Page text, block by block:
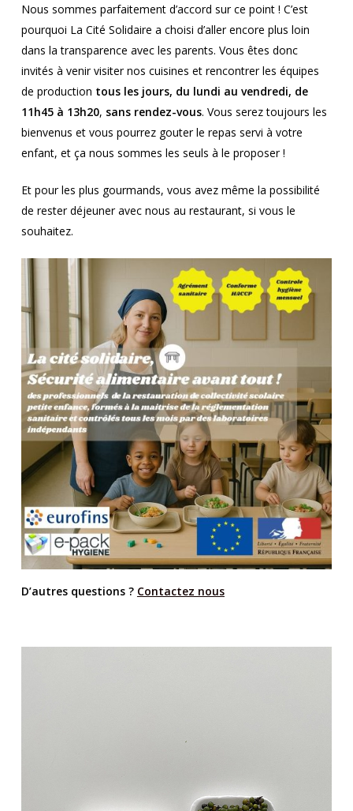
Nous sommes parfaitement d’accord sur ce point ! C’est
pourquoi La Cité Solidaire a choisi d’aller encore plus loin
dans la transparence avec les parents. Vous êtes donc
invités à venir visiter nos cuisines et rencontrer les équipes
de production tous les jours, du lundi au vendredi, de
11h45 à 13h20, sans rendez-vous. Vous serez toujours les
bienvenus et vous pourrez gouter le repas servi à votre
enfant, et ça nous sommes les seuls à le proposer !
Et pour les plus gourmands, vous avez même la possibilité
de rester déjeuner avec nous au restaurant, si vous le
souhaitez.
D’autres questions ? Contactez nous